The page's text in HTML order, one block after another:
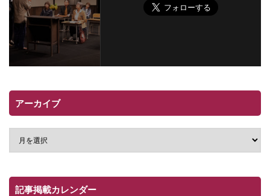
アーカイブ
記事掲載カレンダー